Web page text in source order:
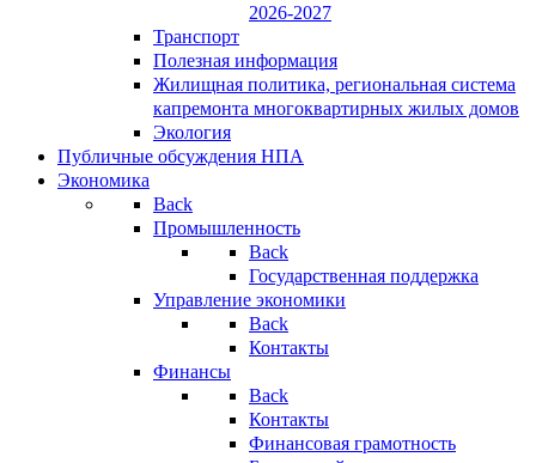
2026-2027
Транспорт
Полезная информация
Жилищная политика, региональная система
капремонта многоквартирных жилых домов
Экология
Публичные обсуждения НПА
Экономика
Back
Промышленность
Back
Государственная поддержка
Управление экономики
Back
Контакты
Финансы
Back
Контакты
Финансовая грамотность